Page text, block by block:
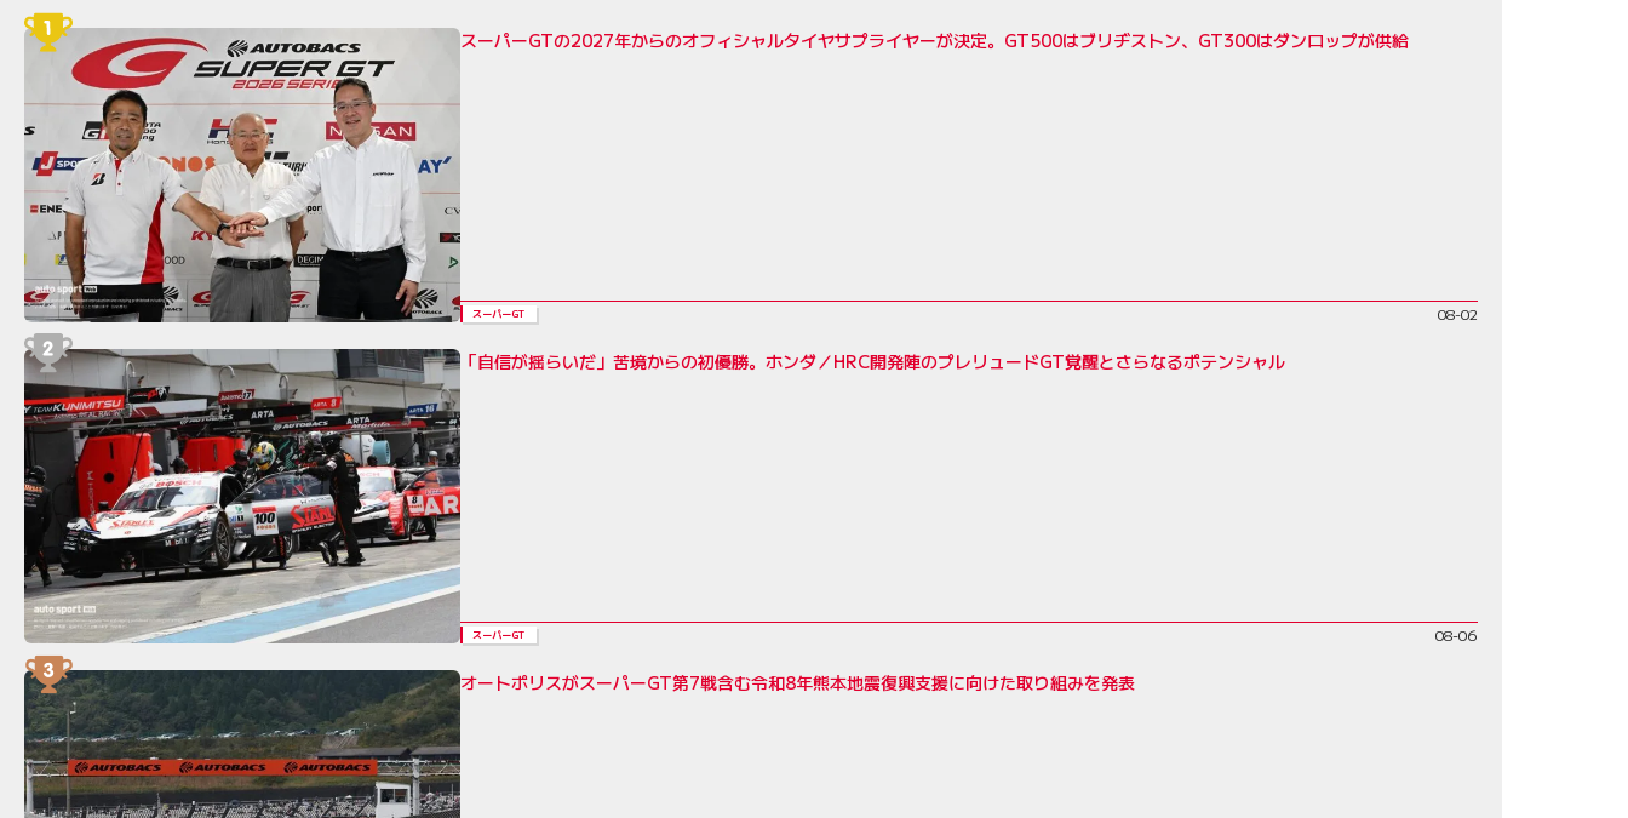
スーパーGTの2027年からのオフィシャルタイヤサプライヤーが決定。GT500はブリヂストン、GT300はダンロップが供給
スーパーGT 08-02
「自信が揺らいだ」苦境からの初優勝。ホンダ／HRC開発陣のプレリュードGT覚醒とさらなるポテンシャル
スーパーGT 08-06
オートポリスがスーパーGT第7戦含む令和8年熊本地震復興支援に向けた取り組みを発表